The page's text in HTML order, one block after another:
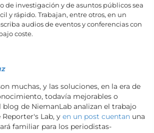
de investigación y de asuntos públicos sea
y rápido. Trabajan, entre otros, en un
audios de eventos y conferencias con
coste.
muchas, y las soluciones, en la era de
todavía mejorables o
blog de NiemanLab analizan el trabajo
Lab, y en un post cuentan una
familiar para los periodistas-